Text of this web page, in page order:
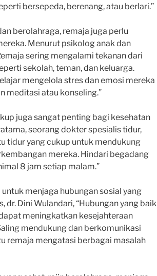
bersepeda, berenang, atau berlari.”
berolahraga, remaja juga perlu
Menurut psikolog anak dan
sering mengalami tekanan dari
sekolah, teman, dan keluarga.
mengelola stres dan emosi mereka
meditasi atau konseling.”
juga sangat penting bagi kesehatan
seorang dokter spesialis tidur,
tidur yang cukup untuk mendukung
mereka. Hindari begadang
8 jam setiap malam.”
menjaga hubungan sosial yang
dr. Dini Wulandari, “Hubungan yang baik
meningkatkan kesejahteraan
mendukung dan berkomunikasi
remaja mengatasi berbagai masalah